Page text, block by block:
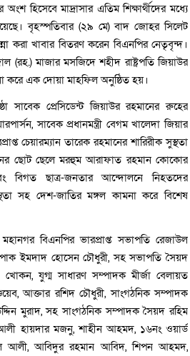
হিসেবে মাদ্রাসার এতিম শিক্ষার্থীদের মধ্যে
বৃহস্পতিবার (২৯ মে) বাদ জোহর সিলেট
করা খাবার বিতরণ করেন বিএনপির নেতৃবৃন্দ।
মাজার মসজিদে শহীদ রাষ্ট্রপতি জিয়াউর
করে এক দোয়া মাহফিল অনুষ্ঠিত হয়।
সাবেক প্রেসিডেন্ট জিয়াউর রহমানের রুহের
সাবেক প্রধানমন্ত্রী বেগম খালেদা জিয়ার
চেয়ারম্যান তারেক রহমানের শারিরীক সুস্থতা
ছোট ছেলে মরহুম আরাফাত রহমান কোকোর
বিগত ছাত্র-জনতার আন্দোলনে নিহতদের
সহ দেশ-জাতির মঙ্গল কামনা করে বিশেষ
বিএনপির ভারপ্রাপ্ত সভাপতি রেজাউল
ইমদাদ হোসেন চৌধুরী, সহ সভাপতি সৈয়দ
যুগ্ম সাধারণ সম্পাদক মীর্জা বেলায়ত
আক্তার রশিদ চৌধুরী, সাংগঠনিক সম্পাদক
মুরাদ, সহ সাংগঠনিক সম্পাদক সৈয়দ রহিম
হায়দার মজনু, শাহীন আহমদ, ১৬নং ওয়ার্ড
আলী, আবিদুর রহমান আবিদ, শিপন আহমদ,